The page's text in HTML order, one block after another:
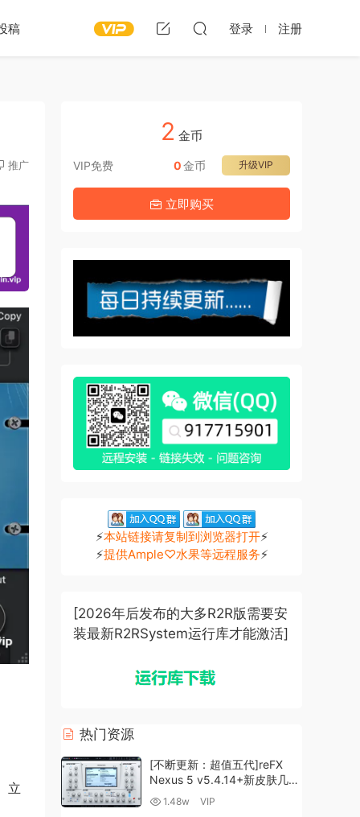
稿 登录 注册
推广
立
2 金币
VIP免费 升级VIP
0金币
立即购买
⚡本站链接请复制到浏览器打开⚡
⚡提供Ample♡水果等远程服务⚡
[2026年后发布的大多R2R版需要安
装最新R2RSystem运行库才能激活]
热门资源
[不断更新：超值五代]reFX
Nexus 5 v5.4.14+新皮肤几十
套+原厂+全套扩展+教程
1.48w VIP